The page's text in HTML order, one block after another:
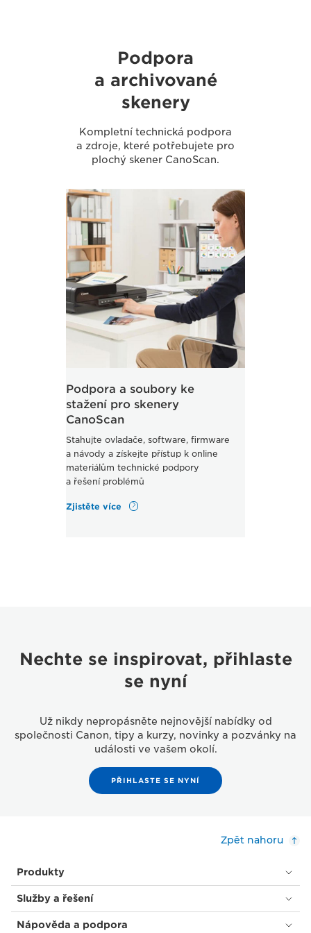
Podpora
a archivované
skenery
Kompletní technická podpora
a zdroje, které potřebujete pro
plochý skener CanoScan.
Podpora a soubory ke
stažení pro skenery
CanoScan
Stahujte ovladače, software, firmware
a návody a získejte přístup k online
materiálům technické podpory
a řešení problémů
Zjistěte více
Nechte se inspirovat, přihlaste
se nyní
Už nikdy nepropásněte nejnovější nabídky od
společnosti Canon, tipy a kurzy, novinky a pozvánky na
události ve vašem okolí.
PŘIHLASTE SE NYNÍ
Zpět nahoru
Produkty
Služby a řešení
Nápověda a podpora